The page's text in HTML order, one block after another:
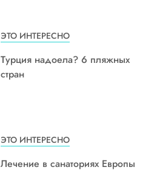
ЭТО ИНТЕРЕСНО
Турция надоела? 6 пляжных
стран
ЭТО ИНТЕРЕСНО
Лечение в санаториях Европы